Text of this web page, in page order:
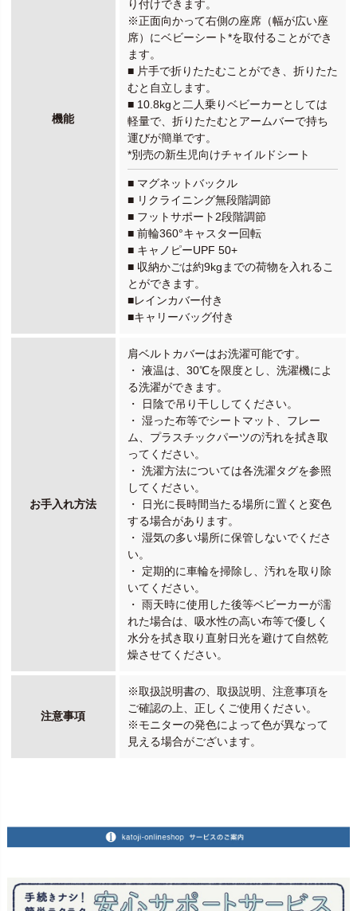
機能
り付けできます。
※正面向かって右側の座席（幅が広い座
席）にベビーシート*を取付ることができ
ます。
■ 片手で折りたたむことができ、折りたた
むと自立します。
■ 10.8kgと二人乗りベビーカーとしては
軽量で、折りたたむとアームバーで持ち
運びが簡単です。
*別売の新生児向けチャイルドシート
■ マグネットバックル
■ リクライニング無段階調節
■ フットサポート2段階調節
■ 前輪360°キャスター回転
■ キャノピーUPF 50+
■ 収納かごは約9kgまでの荷物を入れるこ
とができます。
■レインカバー付き
■キャリーバッグ付き
お手入れ方法
肩ベルトカバーはお洗濯可能です。
・ 液温は、30℃を限度とし、洗濯機によ
る洗濯ができます。
・ 日陰で吊り干ししてください。
・ 湿った布等でシートマット、フレー
ム、プラスチックパーツの汚れを拭き取
ってください。
・ 洗濯方法については各洗濯タグを参照
してください。
・ 日光に長時間当たる場所に置くと変色
する場合があります。
・ 湿気の多い場所に保管しないでくださ
い。
・ 定期的に車輪を掃除し、汚れを取り除
いてください。
・ 雨天時に使用した後等ベビーカーが濡
れた場合は、吸水性の高い布等で優しく
水分を拭き取り直射日光を避けて自然乾
燥させてください。
注意事項
※取扱説明書の、取扱説明、注意事項を
ご確認の上、正しくご使用ください。
※モニターの発色によって色が異なって
見える場合がございます。